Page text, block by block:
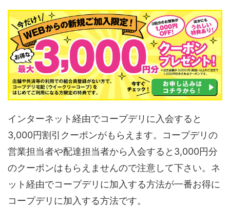
インターネット経由でコープデリに入会すると
3,000円割引クーポンがもらえます。コープデリの
営業担当者や配達担当者から入会すると3,000円分
のクーポンはもらえませんので注意して下さい。ネ
ット経由でコープデリに加入する方法が一番お得に
コープデリに加入する方法です。